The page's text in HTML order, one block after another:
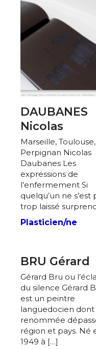
DAUBANES
Nicolas
Marseille, Toulouse,
Perpignan Nicolas
Daubanes Les
expressions de
l’enfermement Si
quelqu’un ne s’est
trop laissé
Plasticien/ne
BRU Gérard
Gérard Bru ou
du silence Gérard
est un peintre
languedocien dont
renommée
région et pays. Né
1949 à […]